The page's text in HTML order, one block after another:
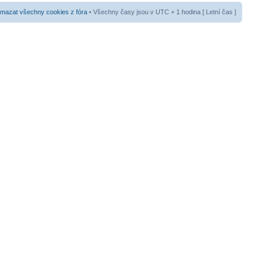
všechny cookies z fóra • Všechny časy jsou v UTC + 1 hodina [ Letní čas ]